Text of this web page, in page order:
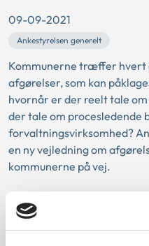
09-09-2021
Ankestyrelsen generelt
Kommunerne træffer hvert
afgørelser, som kan
hvornår er der reelt tale
der tale om procesledende
forvaltningsvirksomhed?
en ny vejledning om
kommunerne på vej.
Sådan
sager om